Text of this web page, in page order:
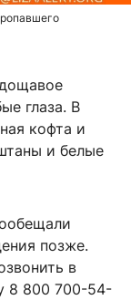
глаза. В
кофта и
и белые
позже.
в
8 800 700-54-